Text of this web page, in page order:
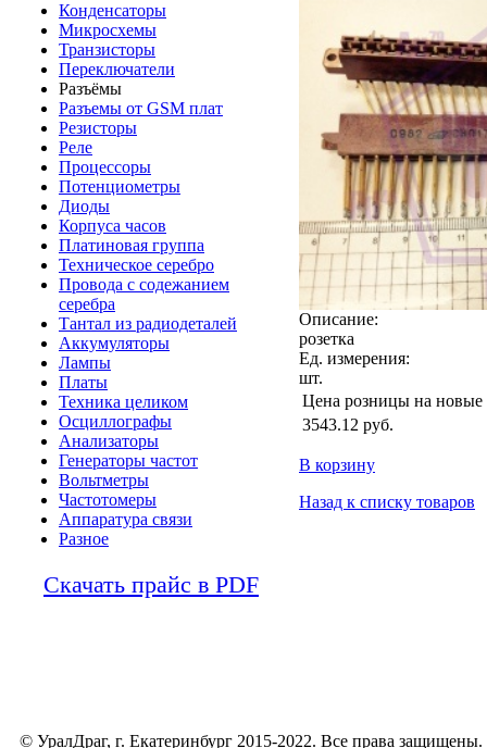
Конденсаторы
Микросхемы
Транзисторы
Переключатели
Разъёмы
Разъемы от GSM плат
Резисторы
Реле
Процессоры
Потенциометры
Диоды
Корпуса часов
Платиновая группа
Техническое серебро
Провода с содежанием
серебра
Тантал из радиодеталей
Аккумуляторы
Лампы
Платы
Техника целиком
Осциллографы
Анализаторы
Генераторы частот
Вольтметры
Частотомеры
Аппаратура связи
Разное
Скачать прайс в PDF
Описание:
розетка
Ед. измерения:
шт.
Цена розницы на новые
3543.12 руб.
В корзину
Назад к списку товаров
© УралДраг, г. Екатеринбург 2015-2022. Все права защищены.